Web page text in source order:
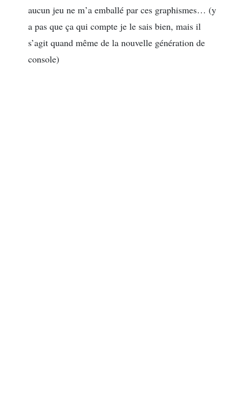
aucun jeu ne m’a emballé par ces graphismes… (y
a pas que ça qui compte je le sais bien, mais il
s’agit quand même de la nouvelle génération de
console)